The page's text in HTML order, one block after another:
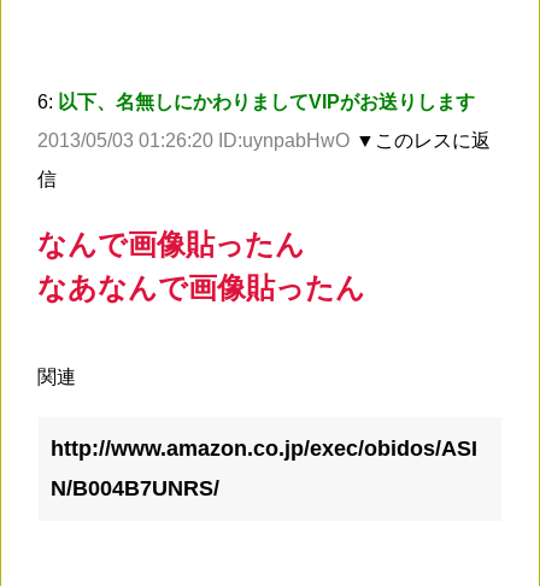
6: 以下、名無しにかわりましてVIPがお送りします
2013/05/03 01:26:20 ID:uynpabHwO ▼このレスに返
信
なんで画像貼ったん
なあなんで画像貼ったん
関連
http://www.amazon.co.jp/exec/obidos/ASI
N/B004B7UNRS/